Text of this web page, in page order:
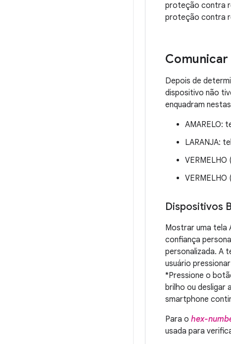
proteção contra
proteção contra
Comunicar
Depois de
dispositivo não
enquadram
AMARELO:
LARANJA:
VERMELHO (
Dispositivos
Mostrar uma tela
confiança
personalizada. A
usuário
*Pressione o
brilho ou desligar
smartphone
Para o hex-
usada para